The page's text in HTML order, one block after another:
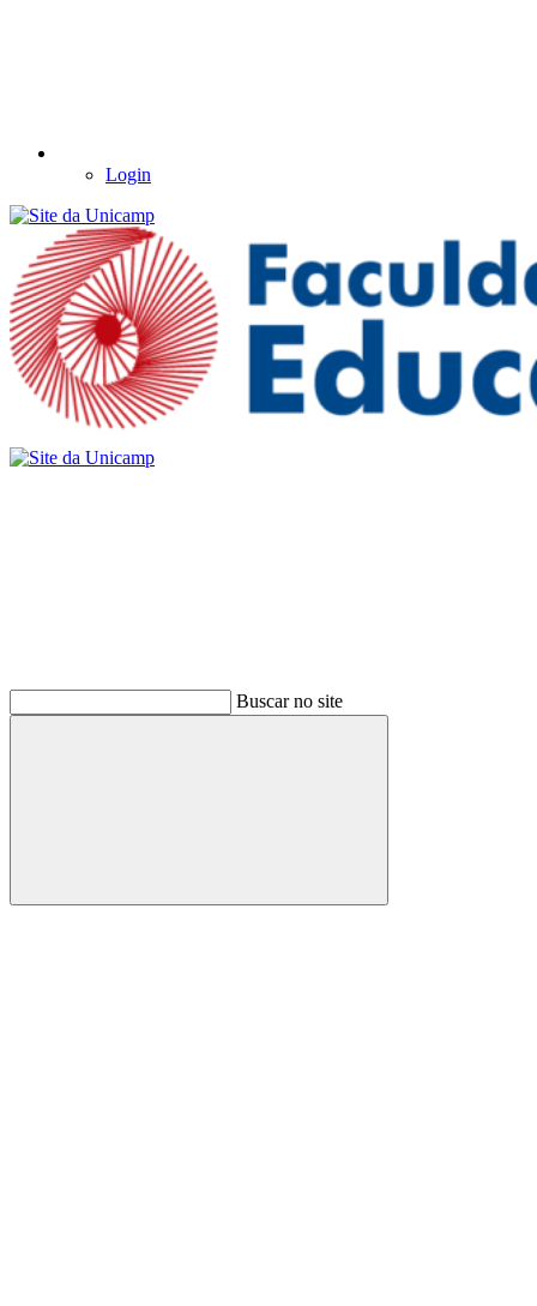
Login
Buscar no site
Buscar